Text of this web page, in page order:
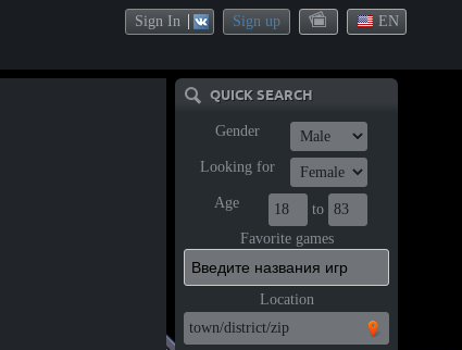
Sign In Sign up EN
QUICK SEARCH
Gender
Looking for
Age
to
Favorite games
Location